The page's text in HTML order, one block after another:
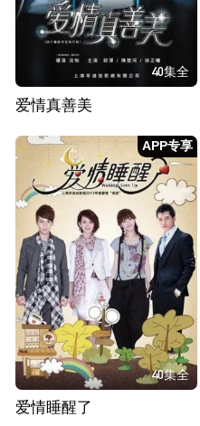
40集全
爱情真善美
APP专享
40集全
爱情睡醒了